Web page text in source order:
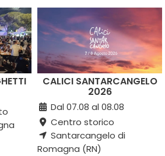
CALICI SANTARCANGELO
2026
Dal 07.08 al 08.08
Centro storico
Santarcangelo di
Romagna (RN)